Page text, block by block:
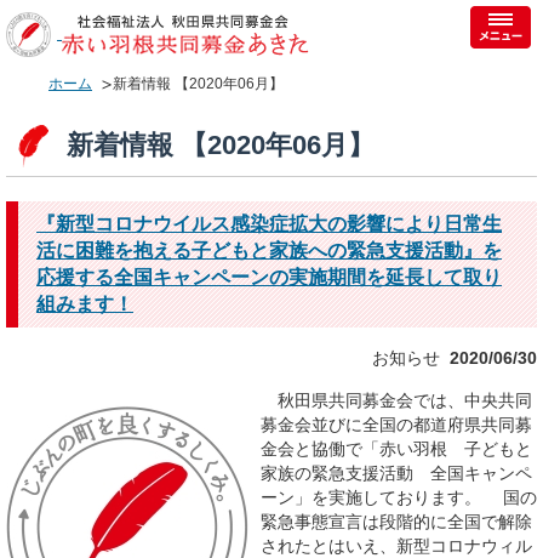
ホーム 新着情報 【2020年06月】
新着情報 【2020年06月】
『新型コロナウイルス感染症拡大の影響により日常生
活に困難を抱える子どもと家族への緊急支援活動』を
応援する全国キャンペーンの実施期間を延長して取り
組みます！
お知らせ 2020/06/30
秋田県共同募金会では、中央共同
募金会並びに全国の都道府県共同募
金会と協働で「赤い羽根 子どもと
家族の緊急支援活動 全国キャンペ
ーン」を実施しております。 国の
緊急事態宣言は段階的に全国で解除
されたとはいえ、新型コロナウィル